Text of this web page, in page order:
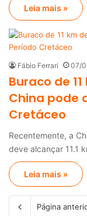
Leia mais »
Fábio Ferrari 07/
Buraco de
China pode
Cretáceo
Recentemente, a
deve alcançar 11.1
Leia mais »
Página